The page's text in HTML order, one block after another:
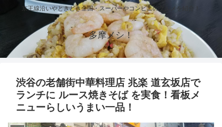
京王線沿いやときどき全国・スーパーやコンビニのグルメを紹介！
多摩メシ！
渋谷の老舗街中華料理店 兆楽 道玄坂店で
ランチに ルース焼きそば を実食！看板メ
ニューらしいうまい一品！